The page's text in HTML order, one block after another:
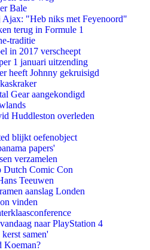
Bale
Ajax: "Heb niks met Feyenoord"
terug in Formule 1
traditie
in 2017 verscheept
1 januari uitzending
heeft Johnny gekruisigd
Gear aangekondigd
Huddleston overleden
blijkt oefenobject
papers'
verzamelen
Dutch Comic Con
Teeuwen
aanslag Londen
vinden
naar PlayStation 4
samen'
Koeman?